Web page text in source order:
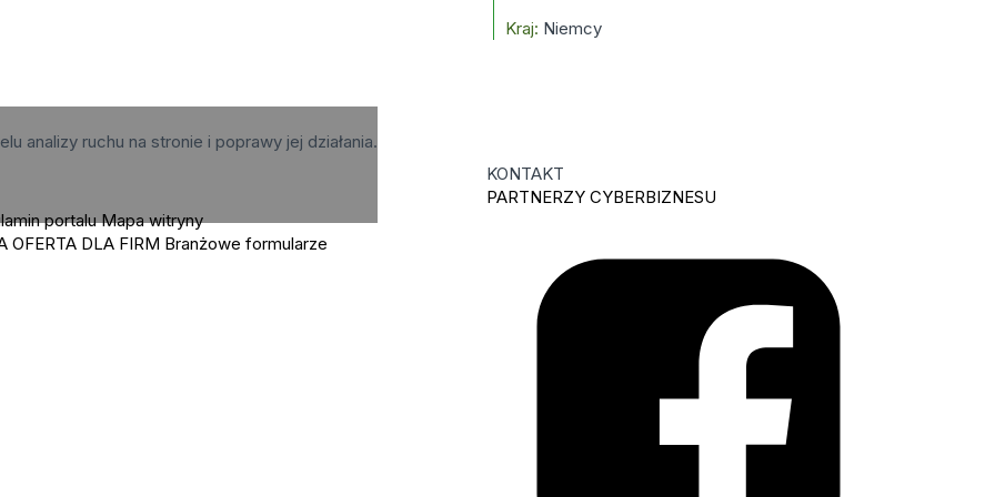
Kraj: Niemcy
analizy ruchu na stronie i poprawy jej działania.
portalu Mapa witryny
OFERTA DLA FIRM Branżowe formularze
KONTAKT
PARTNERZY CYBERBIZNESU